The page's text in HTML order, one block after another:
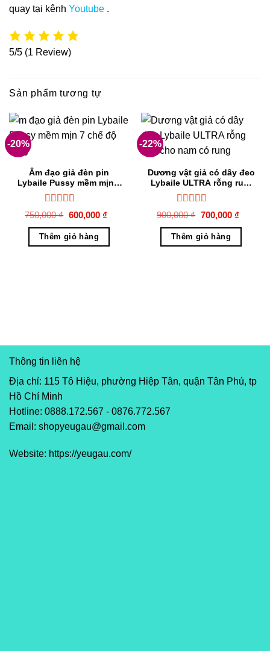
quay tại kênh Youtube .
5/5 (1 Review)
Sản phẩm tương tự
-20%
Âm đạo giả đèn pin
Lybaile Pussy mềm mịn 7
chế độ rung
Được xếp
5
sao
750,000₫ Giá
là:
750,000 ₫.
600,000 ₫
Thêm giỏ hàng
-22%
Dương vật giả có dây đeo
Lybaile ULTRA rỗng ruột
cho nam có rung
Được xếp
5
sao
900,000₫ Giá
là:
900,000 ₫.
700,000 ₫
Thêm giỏ hàng
Thông tin liên hệ
Địa chỉ: 115 Tô Hiệu, phường Hiệp Tân, quận Tân Phú, tp
Hồ Chí Minh
Hotline: 0888.172.567 - 0876.772.567
Email: shopyeugau@gmail.com
Website: https://yeugau.com/